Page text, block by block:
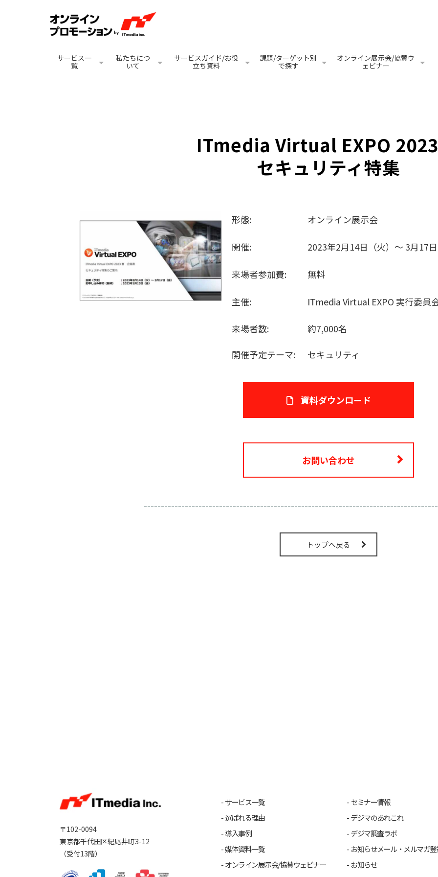
サービス一
覧
私たちにつ
いて
サービスガイド/お役
立ち資料
課題/ターゲット別
で探す
オンライン展示会/協賛ウ
ェビナー
ITmedia Virtual EXPO
セキュリティ特集
形態: オンライン展示会
開催: 2023年2月14日（火）～ 3月17日
来場者参加費: 無料
主催: ITmedia Virtual EXPO 実行委員
来場者数: 約7,000名
開催予定テーマ: セキュリティ
資料ダウンロード
お問い合わせ
トップへ戻る
〒102-0094
東京都千代田区紀尾井町3-12
（受付13階）
サービス一覧
選ばれる理由
導入事例
媒体資料一覧
オンライン展示会/協賛ウェビナー
セミナー情報
デジマのあれこれ
デジマ調査ラボ
お知らせメール・メルマガ
お知らせ